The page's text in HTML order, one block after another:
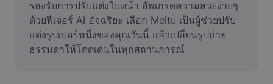
วิดีโอ
ลบพื้นหลังวิดีโอ
รองรับการปรับแต่งใบหน้า อัพเกรดความสวยง่ายๆ
ด้วยฟีเจอร์ AI อัจฉริยะ เลือก Meitu เป็นผู้ช่วยปรับ
แต่งรูปเบอร์หนึ่งของคุณวันนี้ แล้วเปลี่ยนรูปถ่าย
ธรรมดาให้โดดเด่นในทุกสถานการณ์